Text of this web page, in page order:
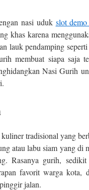
nasi uduk slot
khas karena
lauk pendamping
membuat siapa saja
Nasi Gurih
tradisional yang
atau labu siam yang di
Rasanya gurih,
favorit warga
jalan.